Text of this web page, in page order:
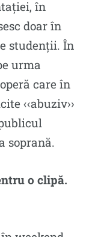
în
doar în
studenții. În
urma
care în
‹‹abuziv››
soprană.
o clipă.